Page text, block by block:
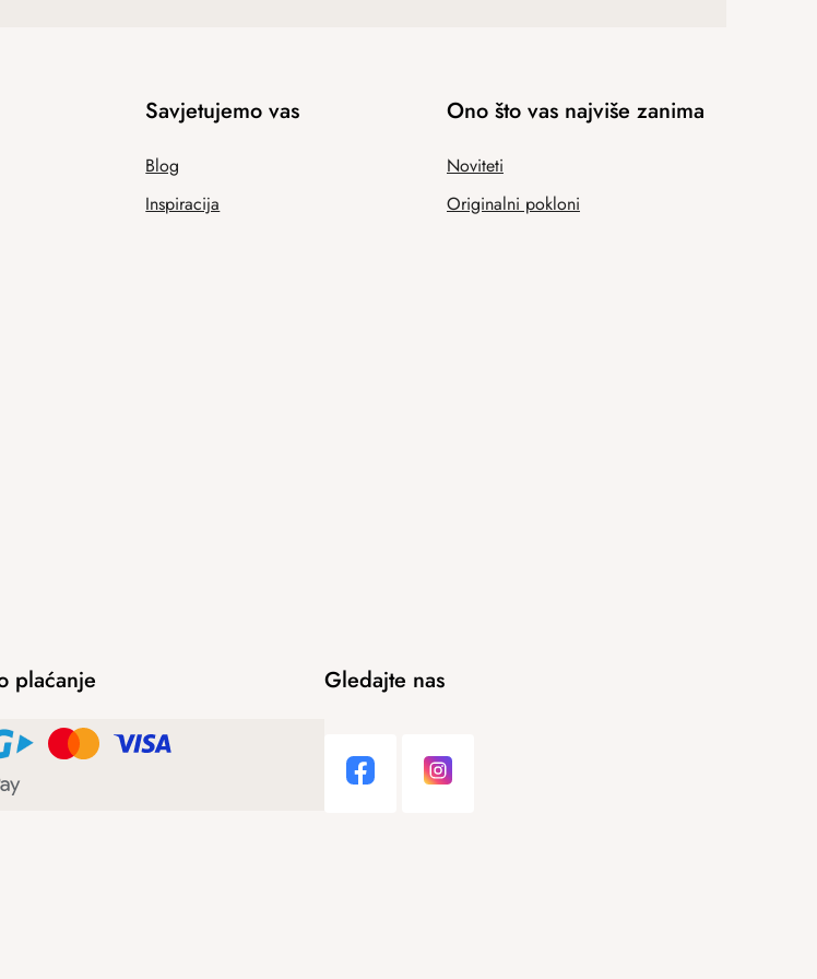
Savjetujemo vas
Blog
Inspiracija
Ono što vas najviše zanima
Noviteti
Originalni pokloni
plaćanje Gledajte nas